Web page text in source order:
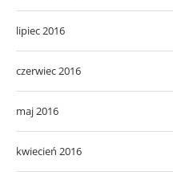
lipiec 2016
czerwiec 2016
maj 2016
kwiecień 2016